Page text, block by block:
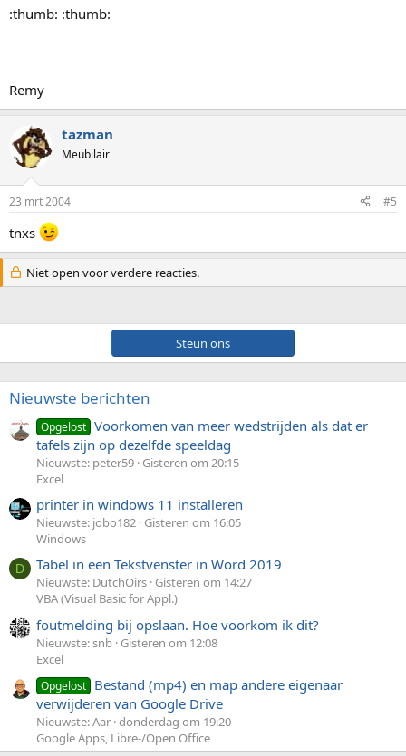
:thumb: :thumb:
Remy
tazman
Meubilair
23 mrt 2004 #5
tnxs
Niet open voor verdere reacties.
Steun ons
Nieuwste berichten
Opgelost Voorkomen van meer wedstrijden als dat er
tafels zijn op dezelfde speeldag
Nieuwste: peter59 Gisteren om 20:15
Excel
printer in windows 11 installeren
Nieuwste: jobo182 Gisteren om 16:05
Windows
D Tabel in een Tekstvenster in Word 2019
Nieuwste: DutchOirs Gisteren om 14:27
VBA (Visual Basic for Appl.)
foutmelding bij opslaan. Hoe voorkom ik dit?
Nieuwste: snb Gisteren om 12:08
Excel
Opgelost Bestand (mp4) en map andere eigenaar
verwijderen van Google Drive
Nieuwste: Aar donderdag om 19:20
Google Apps, Libre-/Open Office